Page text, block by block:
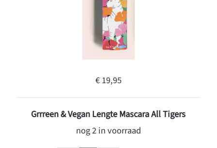
€ 19,95
Grrreen & Vegan Lengte Mascara All Tigers
nog 2 in voorraad